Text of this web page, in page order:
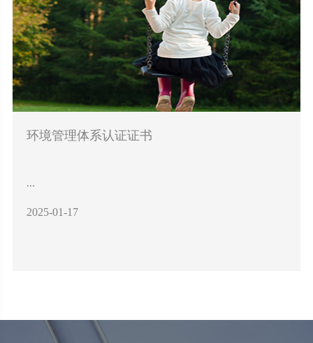
环境管理体系认证证书
...
2025-01-17